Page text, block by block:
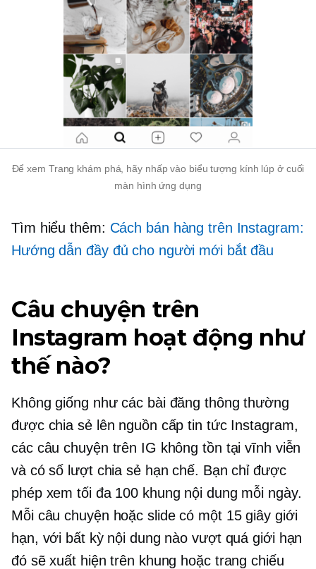
Để xem Trang khám phá, hãy nhấp vào biểu tượng kính lúp ở cuối
màn hình ứng dụng
Tìm hiểu thêm: Cách bán hàng trên Instagram:
Hướng dẫn đầy đủ cho người mới bắt đầu
Câu chuyện trên
Instagram hoạt động như
thế nào?
Không giống như các bài đăng thông thường
được chia sẻ lên nguồn cấp tin tức Instagram,
các câu chuyện trên IG không tồn tại vĩnh viễn
và có số lượt chia sẻ hạn chế. Bạn chỉ được
phép xem tối đa 100 khung nội dung mỗi ngày.
Mỗi câu chuyện hoặc slide có một 15 giây giới
hạn, với bất kỳ nội dung nào vượt quá giới hạn
đó sẽ xuất hiện trên khung hoặc trang chiếu